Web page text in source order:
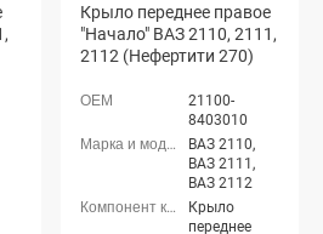
Крыло переднее правое
"Начало" ВАЗ 2110, 2111,
2112 (Нефертити 270)
21100-
8403010
ВАЗ 2110,
ВАЗ 2111,
ВАЗ 2112
Крыло
переднее